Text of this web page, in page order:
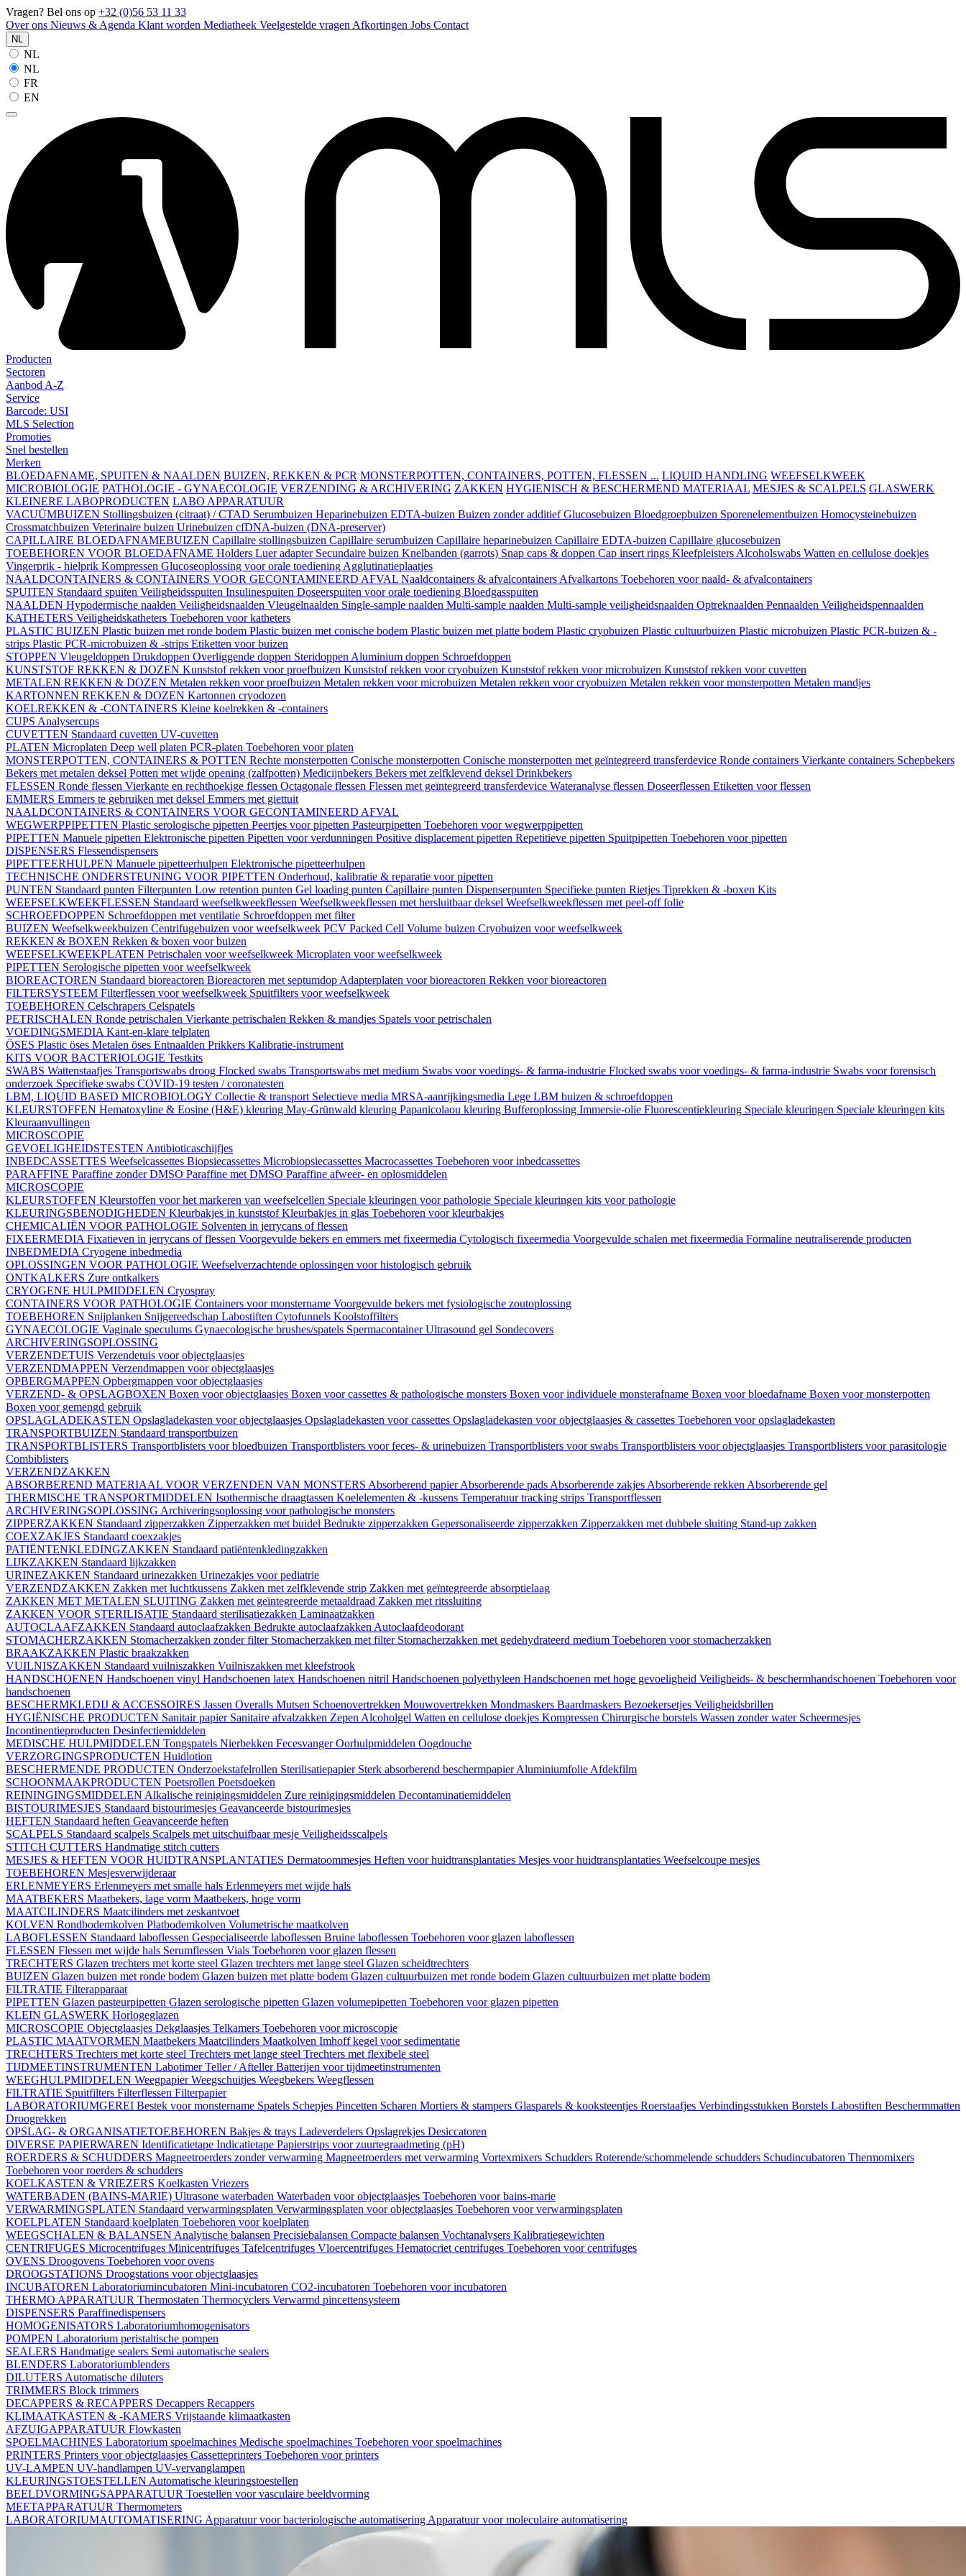
Vragen? Bel ons op +32 (0)56 53 11 33
Over ons Nieuws & Agenda Klant worden Mediatheek Veelgestelde vragen Afkortingen Jobs Contact
NL
NL
NL
FR
EN
Producten
Sectoren
Aanbod A-Z
Service
Barcode: USI
MLS Selection
Promoties
Snel bestellen
Merken
BLOEDAFNAME, SPUITEN & NAALDEN BUIZEN, REKKEN & PCR MONSTERPOTTEN, CONTAINERS, POTTEN, FLESSEN ... LIQUID HANDLING WEEFSELKWEEK
MICROBIOLOGIE PATHOLOGIE - GYNAECOLOGIE VERZENDING & ARCHIVERING ZAKKEN HYGIENISCH & BESCHERMEND MATERIAAL MESJES & SCALPELS GLASWERK
KLEINERE LABOPRODUCTEN LABO APPARATUUR
VACUÜMBUIZEN Stollingsbuizen (citraat) / CTAD Serumbuizen Heparinebuizen EDTA-buizen Buizen zonder additiefGlucosebuizen Bloedgroepbuizen Sporenelementbuizen Homocysteinebuizen
Crossmatchbuizen Veterinaire buizen Urinebuizen cfDNA-buizen (DNA-preserver)
CAPILLAIRE BLOEDAFNAMEBUIZEN Capillaire stollingsbuizen Capillaire serumbuizen Capillaire heparinebuizen Capillaire EDTA-buizen Capillaire glucosebuizen
TOEBEHOREN VOOR BLOEDAFNAME Holders Luer adapter Secundaire buizen Knelbanden (garrots) Snap caps & doppen Cap insert rings Kleefpleisters Alcoholswabs Watten en cellulose doekjes
Vingerprik - hielprik Kompressen Glucoseoplossing voor orale toediening Agglutinatieplaatjes
NAALDCONTAINERS & CONTAINERS VOOR GECONTAMINEERD AFVAL Naaldcontainers & afvalcontainers Afvalkartons Toebehoren voor naald- & afvalcontainers
SPUITEN Standaard spuiten Veiligheidsspuiten Insulinespuiten Doseerspuiten voor orale toediening Bloedgasspuiten
NAALDEN Hypodermische naalden Veiligheidsnaalden Vleugelnaalden Single-sample naalden Multi-sample naalden Multi-sample veiligheidsnaalden Optreknaalden Pennaalden Veiligheidspennaalden
KATHETERS Veiligheidskatheters Toebehoren voor katheters
PLASTIC BUIZEN Plastic buizen met ronde bodem Plastic buizen met conische bodem Plastic buizen met platte bodem Plastic cryobuizen Plastic cultuurbuizen Plastic microbuizen Plastic PCR-buizen & -
strips Plastic PCR-microbuizen & -strips Etiketten voor buizen
STOPPEN Vleugeldoppen Drukdoppen Overliggende doppen Steridoppen Aluminium doppen Schroefdoppen
KUNSTSTOF REKKEN & DOZEN Kunststof rekken voor proefbuizen Kunststof rekken voor cryobuizen Kunststof rekken voor microbuizen Kunststof rekken voor cuvetten
METALEN REKKEN & DOZEN Metalen rekken voor proefbuizen Metalen rekken voor microbuizen Metalen rekken voor cryobuizen Metalen rekken voor monsterpotten Metalen mandjes
KARTONNEN REKKEN & DOZEN Kartonnen cryodozen
KOELREKKEN & -CONTAINERS Kleine koelrekken & -containers
CUPS Analysercups
CUVETTEN Standaard cuvetten UV-cuvetten
PLATEN Microplaten Deep well platen PCR-platen Toebehoren voor platen
MONSTERPOTTEN, CONTAINERS & POTTEN Rechte monsterpotten Conische monsterpotten Conische monsterpotten met geïntegreerd transferdevice Ronde containers Vierkante containers Schepbekers
Bekers met metalen deksel Potten met wijde opening (zalfpotten) Medicijnbekers Bekers met zelfklevend deksel Drinkbekers
FLESSEN Ronde flessen Vierkante en rechthoekige flessen Octagonale flessen Flessen met geïntegreerd transferdevice Wateranalyse flessen Doseerflessen Etiketten voor flessen
EMMERS Emmers te gebruiken met deksel Emmers met giettuit
NAALDCONTAINERS & CONTAINERS VOOR GECONTAMINEERD AFVAL
WEGWERPPIPETTEN Plastic serologische pipetten Peertjes voor pipetten Pasteurpipetten Toebehoren voor wegwerppipetten
PIPETTEN Manuele pipetten Elektronische pipetten Pipetten voor verdunningen Positive displacement pipetten Repetitieve pipetten Spuitpipetten Toebehoren voor pipetten
DISPENSERS Flessendispensers
PIPETTEERHULPEN Manuele pipetteerhulpen Elektronische pipetteerhulpen
TECHNISCHE ONDERSTEUNING VOOR PIPETTEN Onderhoud, kalibratie & reparatie voor pipetten
PUNTEN Standaard punten Filterpunten Low retention punten Gel loading punten Capillaire punten Dispenserpunten Specifieke punten Rietjes Tiprekken & -boxen Kits
WEEFSELKWEEKFLESSEN Standaard weefselkweekflessen Weefselkweekflessen met hersluitbaar deksel Weefselkweekflessen met peel-off folie
SCHROEFDOPPEN Schroefdoppen met ventilatie Schroefdoppen met filter
BUIZEN Weefselkweekbuizen Centrifugebuizen voor weefselkweek PCV Packed Cell Volume buizen Cryobuizen voor weefselkweek
REKKEN & BOXEN Rekken & boxen voor buizen
WEEFSELKWEEKPLATEN Petrischalen voor weefselkweek Microplaten voor weefselkweek
PIPETTEN Serologische pipetten voor weefselkweek
BIOREACTOREN Standaard bioreactoren Bioreactoren met septumdop Adapterplaten voor bioreactoren Rekken voor bioreactoren
FILTERSYSTEEM Filterflessen voor weefselkweek Spuitfilters voor weefselkweek
TOEBEHOREN Celschrapers Celspatels
PETRISCHALEN Ronde petrischalen Vierkante petrischalen Rekken & mandjes Spatels voor petrischalen
VOEDINGSMEDIA Kant-en-klare telplaten
ÖSES Plastic öses Metalen öses Entnaalden Prikkers Kalibratie-instrument
KITS VOOR BACTERIOLOGIE Testkits
SWABS Wattenstaafjes Transportswabs droog Flocked swabs Transportswabs met medium Swabs voor voedings- & farma-industrie Flocked swabs voor voedings- & farma-industrie Swabs voor forensisch
onderzoek Specifieke swabs COVID-19 testen / coronatesten
LBM, LIQUID BASED MICROBIOLOGY Collectie & transport Selectieve media MRSA-aanrijkingsmedia Lege LBM buizen & schroefdoppen
KLEURSTOFFEN Hematoxyline & Eosine (H&E) kleuring May-Grünwald kleuring Papanicolaou kleuring Bufferoplossing Immersie-olie Fluorescentiekleuring Speciale kleuringen Speciale kleuringen kits
Kleuraanvullingen
MICROSCOPIE
GEVOELIGHEIDSTESTEN Antibioticaschijfjes
INBEDCASSETTES Weefselcassettes Biopsiecassettes Microbiopsiecassettes Macrocassettes Toebehoren voor inbedcassettes
PARAFFINE Paraffine zonder DMSO Paraffine met DMSO Paraffine afweer- en oplosmiddelen
MICROSCOPIE
KLEURSTOFFEN Kleurstoffen voor het markeren van weefselcellen Speciale kleuringen voor pathologie Speciale kleuringen kits voor pathologie
KLEURINGSBENODIGHEDEN Kleurbakjes in kunststofKleurbakjes in glas Toebehoren voor kleurbakjes
CHEMICALIËN VOOR PATHOLOGIE Solventen in jerrycans of flessen
FIXEERMEDIA Fixatieven in jerrycans of flessen Voorgevulde bekers en emmers met fixeermedia Cytologisch fixeermedia Voorgevulde schalen met fixeermedia Formaline neutraliserende producten
INBEDMEDIA Cryogene inbedmedia
OPLOSSINGEN VOOR PATHOLOGIE Weefselverzachtende oplossingen voor histologisch gebruik
ONTKALKERS Zure ontkalkers
CRYOGENE HULPMIDDELEN Cryospray
CONTAINERS VOOR PATHOLOGIE Containers voor monstername Voorgevulde bekers met fysiologische zoutoplossing
TOEBEHOREN Snijplanken Snijgereedschap Labostiften Cytofunnels Koolstoffilters
GYNAECOLOGIE Vaginale speculums Gynaecologische brushes/spatels SpermacontainerUltrasound gel Sondecovers
ARCHIVERINGSOPLOSSING
VERZENDETUIS Verzendetuis voor objectglaasjes
VERZENDMAPPEN Verzendmappen voor objectglaasjes
OPBERGMAPPEN Opbergmappen voor objectglaasjes
VERZEND- & OPSLAGBOXEN Boxen voor objectglaasjes Boxen voor cassettes & pathologische monsters Boxen voor individuele monsterafname Boxen voor bloedafname Boxen voor monsterpotten
Boxen voor gemengd gebruik
OPSLAGLADEKASTEN Opslagladekasten voor objectglaasjes Opslagladekasten voor cassettes Opslagladekasten voor objectglaasjes & cassettes Toebehoren voor opslagladekasten
TRANSPORTBUIZEN Standaard transportbuizen
TRANSPORTBLISTERS Transportblisters voor bloedbuizen Transportblisters voor feces- & urinebuizen Transportblisters voor swabs Transportblisters voor objectglaasjes Transportblisters voor parasitologie
Combiblisters
VERZENDZAKKEN
ABSORBEREND MATERIAAL VOOR VERZENDEN VAN MONSTERS Absorberend papierAbsorberende pads Absorberende zakjes Absorberende rekken Absorberende gel
THERMISCHE TRANSPORTMIDDELEN Isothermische draagtassen Koelelementen & -kussens Temperatuur tracking strips Transportflessen
ARCHIVERINGSOPLOSSING Archiveringsoplossing voor pathologische monsters
ZIPPERZAKKEN Standaard zipperzakken Zipperzakken met buidel Bedrukte zipperzakken Gepersonaliseerde zipperzakken Zipperzakken met dubbele sluiting Stand-up zakken
COEXZAKJES Standaard coexzakjes
PATIËNTENKLEDINGZAKKEN Standaard patiëntenkledingzakken
LIJKZAKKEN Standaard lijkzakken
URINEZAKKEN Standaard urinezakken Urinezakjes voor pediatrie
VERZENDZAKKEN Zakken met luchtkussens Zakken met zelfklevende strip Zakken met geïntegreerde absorptielaag
ZAKKEN MET METALEN SLUITING Zakken met geïntegreerde metaaldraad Zakken met ritssluiting
ZAKKEN VOOR STERILISATIE Standaard sterilisatiezakken Laminaatzakken
AUTOCLAAFZAKKEN Standaard autoclaafzakken Bedrukte autoclaafzakken Autoclaafdeodorant
STOMACHERZAKKEN Stomacherzakken zonder filter Stomacherzakken met filter Stomacherzakken met gedehydrateerd medium Toebehoren voor stomacherzakken
BRAAKZAKKEN Plastic braakzakken
VUILNISZAKKEN Standaard vuilniszakken Vuilniszakken met kleefstrook
HANDSCHOENEN Handschoenen vinyl Handschoenen latex Handschoenen nitril Handschoenen polyethyleen Handschoenen met hoge gevoeligheid Veiligheids- & beschermhandschoenen Toebehoren voor
handschoenen
BESCHERMKLEDIJ & ACCESSOIRES Jassen Overalls Mutsen Schoenovertrekken Mouwovertrekken Mondmaskers Baardmaskers Bezoekersetjes Veiligheidsbrillen
HYGIËNISCHE PRODUCTEN Sanitair papier Sanitaire afvalzakken Zepen Alcoholgel Watten en cellulose doekjes Kompressen Chirurgische borstels Wassen zonder water Scheermesjes
Incontinentieproducten Desinfectiemiddelen
MEDISCHE HULPMIDDELEN Tongspatels Nierbekken FecesvangerOorhulpmiddelen Oogdouche
VERZORGINGSPRODUCTEN Huidlotion
BESCHERMENDE PRODUCTEN Onderzoekstafelrollen Sterilisatiepapier Sterk absorberend beschermpapierAluminiumfolie Afdekfilm
SCHOONMAAKPRODUCTEN Poetsrollen Poetsdoeken
REININGINGSMIDDELEN Alkalische reinigingsmiddelen Zure reinigingsmiddelen Decontaminatiemiddelen
BISTOURIMESJES Standaard bistourimesjes Geavanceerde bistourimesjes
HEFTEN Standaard heften Geavanceerde heften
SCALPELS Standaard scalpels Scalpels met uitschuifbaar mesje Veiligheidsscalpels
STITCH CUTTERS Handmatige stitch cutters
MESJES & HEFTEN VOOR HUIDTRANSPLANTATIES Dermatoommesjes Heften voor huidtransplantaties Mesjes voor huidtransplantaties Weefselcoupe mesjes
TOEBEHOREN Mesjesverwijderaar
ERLENMEYERS Erlenmeyers met smalle hals Erlenmeyers met wijde hals
MAATBEKERS Maatbekers, lage vorm Maatbekers, hoge vorm
MAATCILINDERS Maatcilinders met zeskantvoet
KOLVEN Rondbodemkolven Platbodemkolven Volumetrische maatkolven
LABOFLESSEN Standaard laboflessen Gespecialiseerde laboflessen Bruine laboflessen Toebehoren voor glazen laboflessen
FLESSEN Flessen met wijde hals Serumflessen Vials Toebehoren voor glazen flessen
TRECHTERS Glazen trechters met korte steel Glazen trechters met lange steel Glazen scheidtrechters
BUIZEN Glazen buizen met ronde bodem Glazen buizen met platte bodem Glazen cultuurbuizen met ronde bodem Glazen cultuurbuizen met platte bodem
FILTRATIE Filterapparaat
PIPETTEN Glazen pasteurpipetten Glazen serologische pipetten Glazen volumepipetten Toebehoren voor glazen pipetten
KLEIN GLASWERK Horlogeglazen
MICROSCOPIE Objectglaasjes Dekglaasjes Telkamers Toebehoren voor microscopie
PLASTIC MAATVORMEN Maatbekers Maatcilinders Maatkolven Imhoff kegel voor sedimentatie
TRECHTERS Trechters met korte steel Trechters met lange steel Trechters met flexibele steel
TIJDMEETINSTRUMENTEN LabotimerTeller / AftellerBatterijen voor tijdmeetinstrumenten
WEEGHULPMIDDELEN WeegpapierWeegschuitjes Weegbekers Weegflessen
FILTRATIE Spuitfilters Filterflessen Filterpapier
LABORATORIUMGEREI Bestek voor monstername Spatels Schepjes Pincetten Scharen Mortiers & stampers Glasparels & kooksteentjes Roerstaafjes Verbindingsstukken Borstels Labostiften Beschermmatten
Droogrekken
OPSLAG- & ORGANISATIETOEBEHOREN Bakjes & trays Ladeverdelers Opslagrekjes Desiccatoren
DIVERSE PAPIERWAREN Identificatietape Indicatietape Papierstrips voor zuurtegraadmeting (pH)
ROERDERS & SCHUDDERS Magneetroerders zonder verwarming Magneetroerders met verwarming Vortexmixers Schudders Roterende/schommelende schudders Schudincubatoren Thermomixers
Toebehoren voor roerders & schudders
KOELKASTEN & VRIEZERS Koelkasten Vriezers
WATERBADEN (BAINS-MARIE) Ultrasone waterbaden Waterbaden voor objectglaasjes Toebehoren voor bains-marie
VERWARMINGSPLATEN Standaard verwarmingsplaten Verwarmingsplaten voor objectglaasjes Toebehoren voor verwarmingsplaten
KOELPLATEN Standaard koelplaten Toebehoren voor koelplaten
WEEGSCHALEN & BALANSEN Analytische balansen Precisiebalansen Compacte balansen Vochtanalysers Kalibratiegewichten
CENTRIFUGES Microcentrifuges Minicentrifuges Tafelcentrifuges Vloercentrifuges Hematocriet centrifuges Toebehoren voor centrifuges
OVENS Droogovens Toebehoren voor ovens
DROOGSTATIONS Droogstations voor objectglaasjes
INCUBATOREN Laboratoriumincubatoren Mini-incubatoren CO2-incubatoren Toebehoren voor incubatoren
THERMO APPARATUUR Thermostaten Thermocyclers Verwarmd pincettensysteem
DISPENSERS Paraffinedispensers
HOMOGENISATORS Laboratoriumhomogenisators
POMPEN Laboratorium peristaltische pompen
SEALERS Handmatige sealers Semi automatische sealers
BLENDERS Laboratoriumblenders
DILUTERS Automatische diluters
TRIMMERS Block trimmers
DECAPPERS & RECAPPERS Decappers Recappers
KLIMAATKASTEN & -KAMERS Vrijstaande klimaatkasten
AFZUIGAPPARATUUR Flowkasten
SPOELMACHINES Laboratorium spoelmachines Medische spoelmachines Toebehoren voor spoelmachines
PRINTERS Printers voor objectglaasjes Cassetteprinters Toebehoren voor printers
UV-LAMPEN UV-handlampen UV-vervanglampen
KLEURINGSTOESTELLEN Automatische kleuringstoestellen
BEELDVORMINGSAPPARATUUR Toestellen voor vasculaire beeldvorming
MEETAPPARATUUR Thermometers
LABORATORIUMAUTOMATISERING Apparatuur voor bacteriologische automatisering Apparatuur voor moleculaire automatisering